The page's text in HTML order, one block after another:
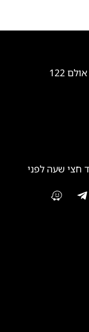
122
חצי שעה לפני